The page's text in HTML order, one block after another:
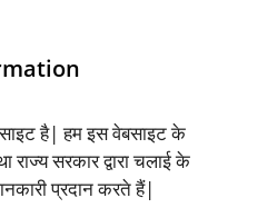
है| हम इस वेबसाइट के
सरकार द्वारा चलाई के
प्रदान करते हैं|